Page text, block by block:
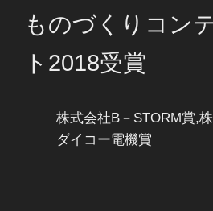
ものづくりコン
ト2018受賞
株式会社B－STORM賞,
ダイコー電機賞